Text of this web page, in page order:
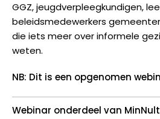
GGZ, jeugdverpleegkundigen,
beleidsmedewerkers
die iets meer over informele
weten.
NB: Dit is een opgenomen
Webinar onderdeel van